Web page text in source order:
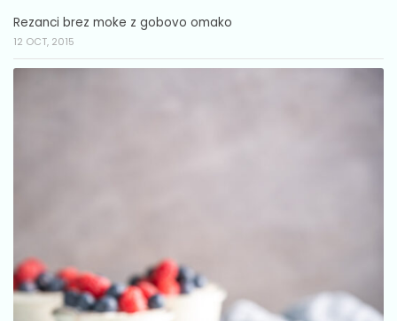
Rezanci brez moke z gobovo omako
12 OCT, 2015